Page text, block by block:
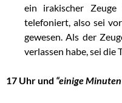
ein irakischer
telefoniert, also sei
gewesen. Als der
verlassen habe, sei die
17 Uhr und “einige